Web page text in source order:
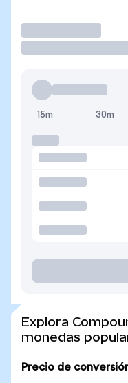
15m 30m
Explora
monedas
Precio de